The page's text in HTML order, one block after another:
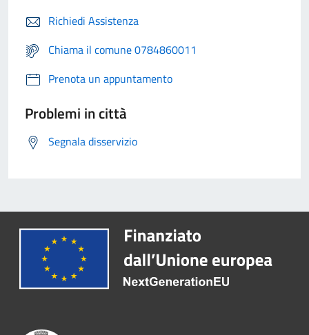
Richiedi Assistenza
Chiama il comune 0784860011
Prenota un appuntamento
Problemi in città
Segnala disservizio